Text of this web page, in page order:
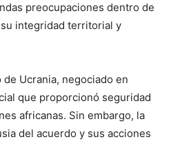
preocupaciones dentro de
integridad territorial y
Ucrania, negociado en
que proporcionó seguridad
africanas. Sin embargo, la
del acuerdo y sus acciones